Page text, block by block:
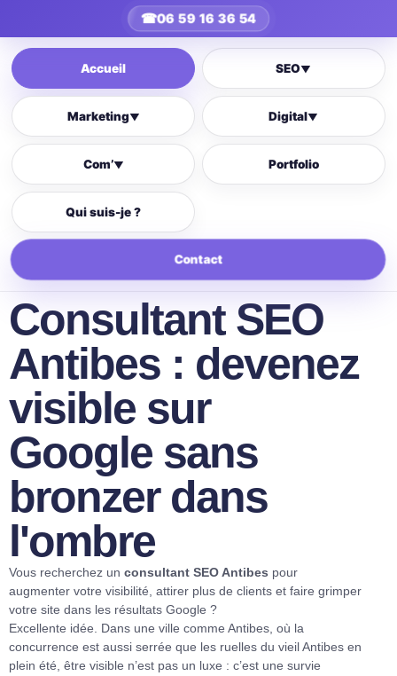
☎06 59 16 36 54
Accueil SEO▼
Marketing▼ Digital▼
Com’▼ Portfolio
Qui suis-je ?
Contact
Consultant SEO
Antibes : devenez
visible sur
Google sans
bronzer dans
l'ombre
Vous recherchez un consultant SEO Antibes pour
augmenter votre visibilité, attirer plus de clients et faire grimper
votre site dans les résultats Google ?
Excellente idée. Dans une ville comme Antibes, où la
concurrence est aussi serrée que les ruelles du vieil Antibes en
plein été, être visible n’est pas un luxe : c’est une survie